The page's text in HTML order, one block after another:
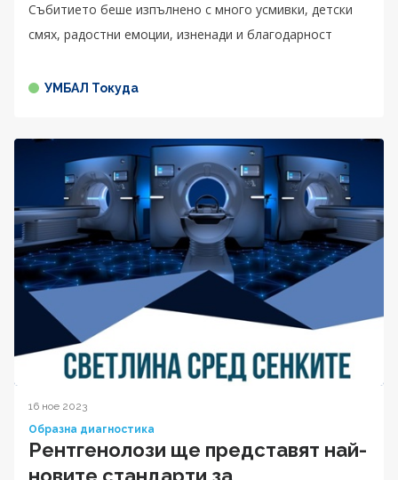
Събитието беше изпълнено с много усмивки, детски
смях, радостни емоции, изненади и благодарност
УМБАЛ Токуда
16 ное 2023
Образна диагностика
Рентгенолози ще представят най-
новите стандарти за